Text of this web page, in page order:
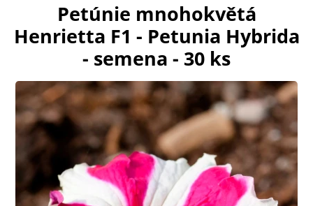
Petúnie mnohokvětá
Henrietta F1 - Petunia Hybrida
- semena - 30 ks